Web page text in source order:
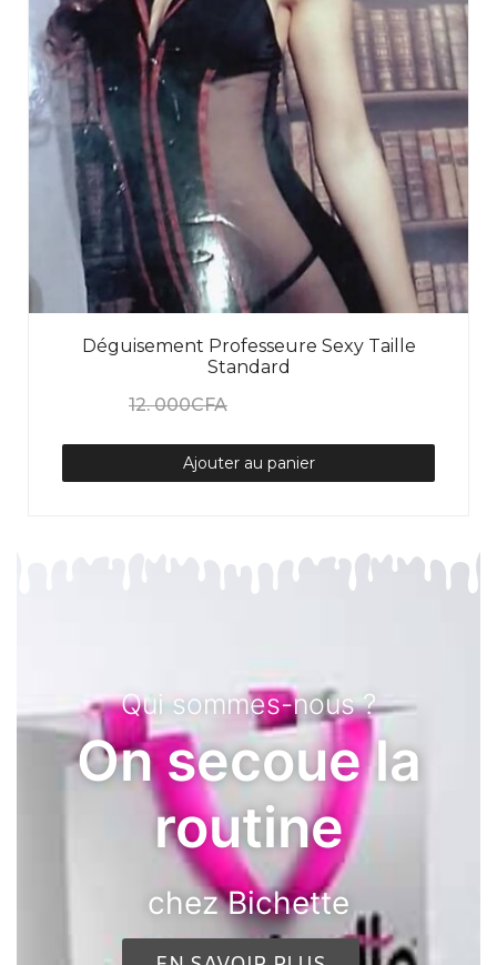
Déguisement Professeure Sexy Taille
Standard
12. 000CFA
Ajouter au panier
Qui sommes-nous ?
On ose chez Bichette
EN SAVOIR PLUS
SHOP NOW